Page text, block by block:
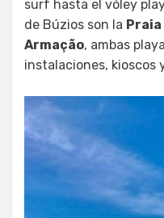
surf hasta el vóley
de Búzios son la Praia
Armação, ambas
instalaciones, kioscos